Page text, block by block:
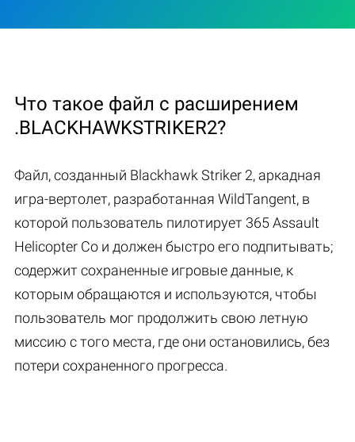
Что такое файл с расширением
.BLACKHAWKSTRIKER2?
Файл, созданный Blackhawk Striker 2, аркадная
игра-вертолет, разработанная WildTangent, в
которой пользователь пилотирует 365 Assault
Helicopter Co и должен быстро его подпитывать;
содержит сохраненные игровые данные, к
которым обращаются и используются, чтобы
пользователь мог продолжить свою летную
миссию с того места, где они остановились, без
потери сохраненного прогресса.